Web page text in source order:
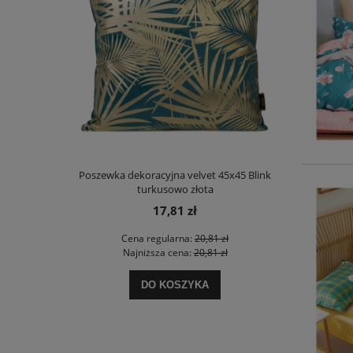
Poszewka dekoracyjna velvet 45x45 Blink
turkusowo złota
17,81 zł
Cena regularna: 20,81 zł
Najniższa cena:20,81 zł
DO KOSZYKA